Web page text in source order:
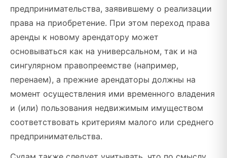
предпринимательства, заявившему о реализации
права на приобретение. При этом переход права
аренды к новому арендатору может
основываться как на универсальном, так и на
сингулярном правопреемстве (например,
перенаем), а прежние арендаторы должны на
момент осуществления ими временного владения
и (или) пользования недвижимым имуществом
соответствовать критериям малого или среднего
предпринимательства.